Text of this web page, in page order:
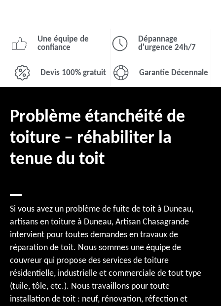
Une équipe de
confiance
Dépannage
d'urgence 24h/7
Devis 100% gratuit Garantie Décennale
Problème étanchéité de
toiture – réhabiliter la
tenue du toit
Si vous avez un problème de fuite de toit à Duneau,
artisans en toiture à Duneau, Artisan Chasagrande
intervient pour toutes demandes en travaux de
réparation de toit. Nous sommes une équipe de
couvreur qui propose des services de toiture
résidentielle, industrielle et commerciale de tout type
(tuile, tôle, etc.). Nous travaillons pour toute
installation de toit : neuf, rénovation, réfection et